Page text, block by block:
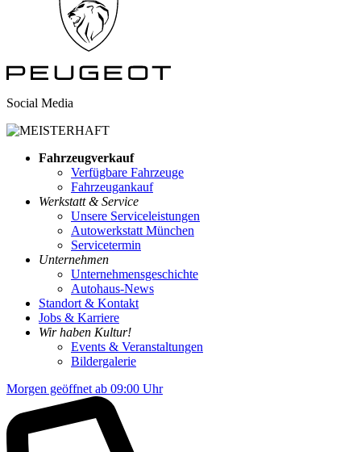
Social Media
Fahrzeugverkauf
Verfügbare Fahrzeuge
Fahrzeugankauf
Werkstatt & Service
Unsere Serviceleistungen
Autowerkstatt München
Servicetermin
Unternehmen
Unternehmensgeschichte
Autohaus-News
Standort & Kontakt
Jobs & Karriere
Wir haben Kultur!
Events & Veranstaltungen
Bildergalerie
Morgen geöffnet ab 09:00 Uhr